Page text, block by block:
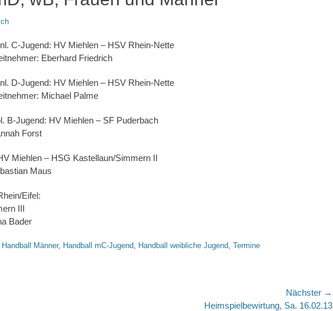
C-Jugend: HV Miehlen – HSV Rhein-Nette
Eberhard Friedrich
D-Jugend: HV Miehlen – HSV Rhein-Nette
Michael Palme
B-Jugend: HV Miehlen – SF Puderbach
Forst
Miehlen – HSG Kastellaun/Simmern II
Maus
Eifel:
III
Bader
Handball Männer, Handball mC-Jugend Handball weibliche Jugend Termine
Nächster →
Heimspielbewirtung, Sa. 16.02.13